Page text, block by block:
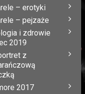
– erotyki
– pejzaże
i zdrowie
2019
z
2017